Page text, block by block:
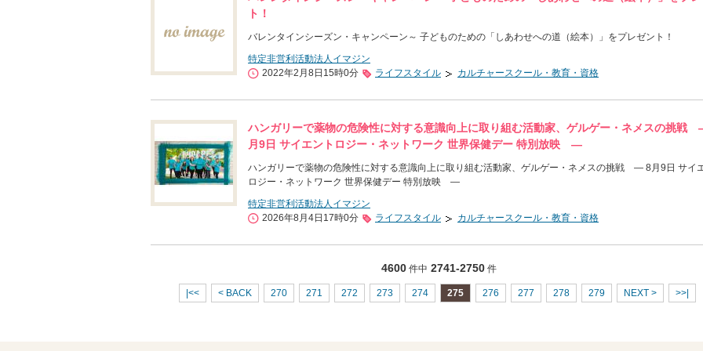
ト！
バレンタインシーズン・キャンペーン～ 子どものための「しあわせへの道（絵本）」をプレゼント！
特定非営利活動法人イマジン
2022年2月8日15時0分
ライフスタイル カルチャースクール・教育・資格
ハンガリーで薬物の危険性に対する意識向上に取り組む活動家、ゲルゲー・ネメスの挑戦
月9日 サイエントロジー・ネットワーク 世界保健デー 特別放映 ―
ハンガリーで薬物の危険性に対する意識向上に取り組む活動家、ゲルゲー・ネメスの挑戦 ― 8月9日 サイ
ロジー・ネットワーク 世界保健デー 特別放映 ―
特定非営利活動法人イマジン
2026年8月4日17時0分
ライフスタイル カルチャースクール・教育・資格
4600件中 2741-2750件
|<< < BACK 270 271 272 273 274 275 276 277 278 279 NEXT > >>|